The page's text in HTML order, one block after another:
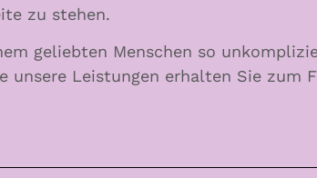
zu stehen.
geliebten Menschen so
unsere Leistungen erhalten Sie zum